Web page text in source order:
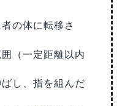
の体に転移さ
（一定距離以内
し、指を組んだ